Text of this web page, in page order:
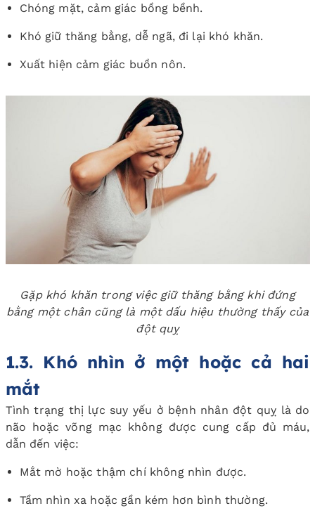
Chóng mặt, cảm giác bồng bềnh.
Khó giữ thăng bằng, dễ ngã, đi lại khó khăn.
Xuất hiện cảm giác buồn nôn.
Gặp khó khăn trong việc giữ thăng bằng khi đứng
bằng một chân cũng là một dấu hiệu thường thấy của
đột quỵ
1.3. Khó nhìn ở một hoặc cả hai
mắt
Tình trạng thị lực suy yếu ở bệnh nhân đột quỵ là do
não hoặc võng mạc không được cung cấp đủ máu,
dẫn đến việc:
Mắt mờ hoặc thậm chí không nhìn được.
Tầm nhìn xa hoặc gần kém hơn bình thường.